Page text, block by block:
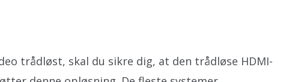
trådløst, skal du sikre dig, at den trådløse HDMI-